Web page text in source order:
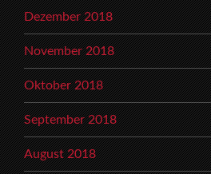
Dezember 2018
November 2018
Oktober 2018
September 2018
August 2018